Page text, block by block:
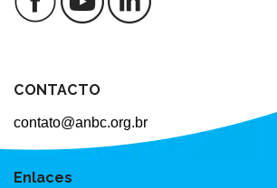
CONTACTO
contato@anbc.org.br
Enlaces